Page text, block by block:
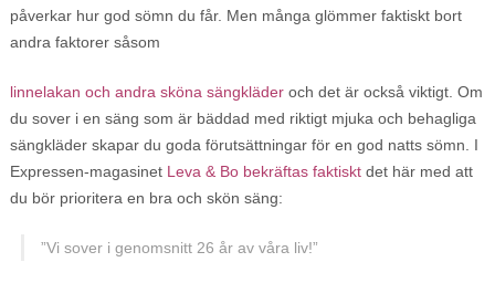
påverkar hur god sömn du får. Men många glömmer faktiskt bort
andra faktorer såsom
linnelakan och andra sköna sängkläderoch det är också viktigt. Om
du sover i en säng som är bäddad med riktigt mjuka och behagliga
sängkläder skapar du goda förutsättningar för en god natts sömn. I
Expressen-magasinet Leva & Bo bekräftas faktisktdet här med att
du bör prioritera en bra och skön säng:
”Vi sover i genomsnitt 26 år av våra liv!”